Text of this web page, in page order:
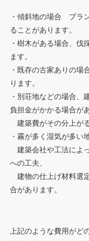
・傾斜地の場合 プラ
ることがあります。
・樹木がある場合、伐
ます。
・既存の古家ありの場
ります。
・別荘地などの場合、
負担金がかかる場合が
建築費がその分上が
・霧が多く湿気が多い
建築会社や工法によ
への工夫、
建物の仕上げ材料選
合があります。
上記のような費用がど